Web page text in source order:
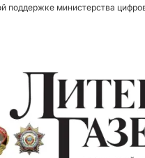
поддержке министерства